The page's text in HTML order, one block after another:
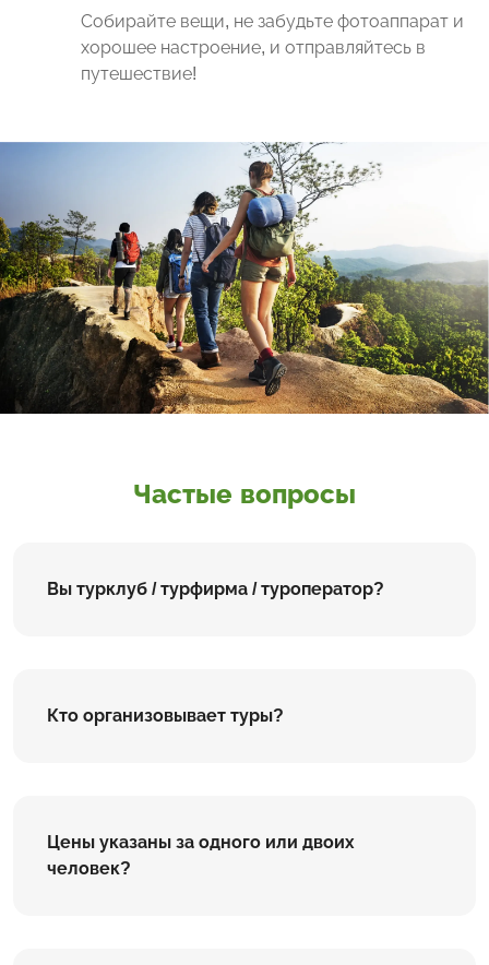
Собирайте вещи, не забудьте фотоаппарат и
хорошее настроение, и отправляйтесь в
путешествие!
Частые вопросы
Вы турклуб / турфирма / туроператор?
Кто организовывает туры?
Цены указаны за одного или двоих
человек?